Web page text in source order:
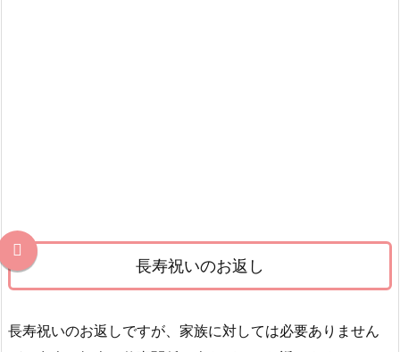
長寿祝いのお返し
長寿祝いのお返しですが、家族に対しては必要ありません